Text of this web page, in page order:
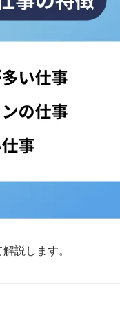
説します。